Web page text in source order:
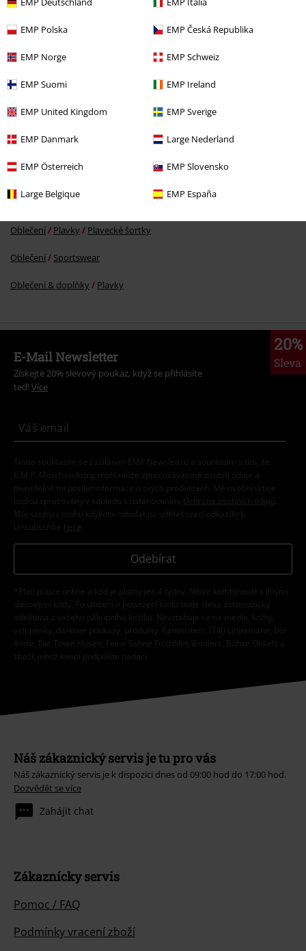
EMP Polska EMP Česká Republika
EMP Norge EMP Schweiz
EMP Suomi EMP Ireland
EMP United Kingdom EMP Sverige
EMP Danmark Large Nederland
EMP Österreich EMP Slovensko
Large Belgique EMP España
Značky
Značky Oblečení
Oblečení Plavky Plavecké šortky
Oblečení Sportswear
Oblečení & doplňky Plavky
20%
Sleva
E-Mail Newsletter
Získejte 20% slevový poukaz, když se přihlásíte
teď! Více
Tímto souhlasím se zasíláním EMP Newslettru a souhlasím s tím, že
E.M.P. Merchandising mbH může zpracovávat mé osobní údaje a
pravidelně mi posílat informace o svých produktech. Mé osobní údaje
budou zpracovány v souladu s ustanoveními
Ochrana osobních údajů
Můj souhlas mohu kdykoliv odvolat na odhlašovací odkaz/link.
Unsubscribe here
Odebírat
*Platí pouze online a kód je platný jen 4 týdny. Nelze kombinovat s jinými
slevovými kódy. Po vložení a potvrzení kódu bude sleva automaticky
odečtena z vašeho nákupního košíku. Nevztahuje se na média, knihy,
vstupenky, dárkové poukazy, produkty: Rammstein, (Till) Lindemann, Die
Ärzte, Die Toten Hosen, Feine Sahne Fischfilet, Broilers, Böhse Onkelz a
zboží, jehož koupí podpoříte nadaci.
Náš zákaznický servis je tu pro vás
Náš zákaznický servis je k dispozici dnes od 09:00 hod do 17:00 hod.
Dozvědět se více
Zahájit chat
Zákaznícky servis
Pomoc / FAQ
Podmínky vracení zboží